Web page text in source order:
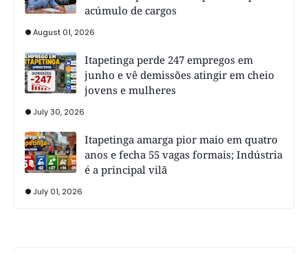
acúmulo de cargos
August 01, 2026
Itapetinga perde 247 empregos em
junho e vê demissões atingir em cheio
jovens e mulheres
July 30, 2026
Itapetinga amarga pior maio em quatro
anos e fecha 55 vagas formais; Indústria
é a principal vilã
July 01, 2026